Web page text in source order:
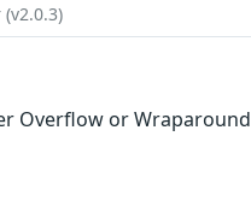
Overflow or Wraparound